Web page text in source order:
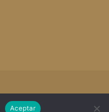
Aceptar